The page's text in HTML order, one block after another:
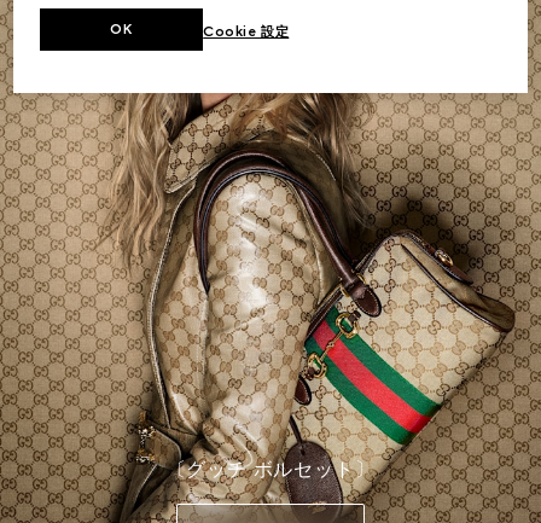
〔グッチ ボルセット〕
Cookie 設定
OK